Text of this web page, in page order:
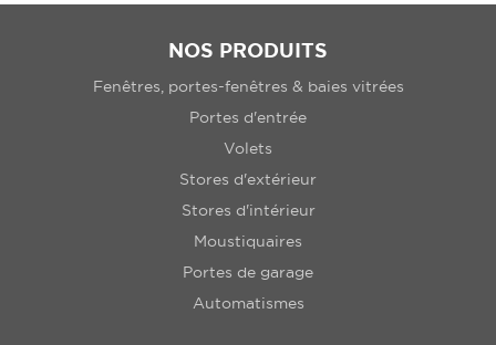
NOS PRODUITS
Fenêtres, portes-fenêtres & baies vitrées
Portes d'entrée
Volets
Stores d'extérieur
Stores d'intérieur
Moustiquaires
Portes de garage
Automatismes